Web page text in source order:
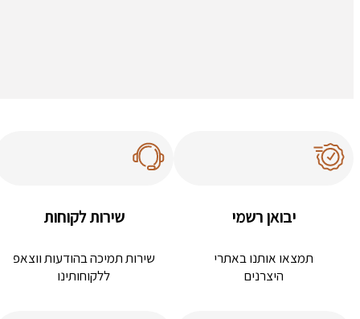
יבואן רשמי
תמצאו אותנו באתרי
היצרנים
שירות לקוחות
שירות תמיכה בהודעות ווצאפ
ללקוחותינו